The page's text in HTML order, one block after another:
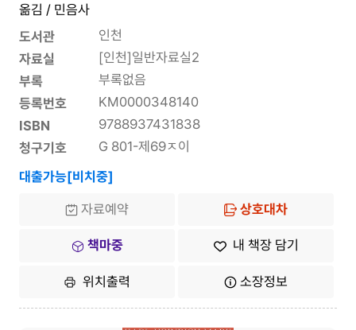
옮김 / 민음사
도서관
인천
자료실
[인천]일반자료실2
부록
부록없음
등록번호
KM0000348140
ISBN
9788937431838
청구기호
G 801-제69ㅈ이
대출가능[비치중]
자료예약 상호대차
책마중 내 책장 담기
위치출력 소장정보